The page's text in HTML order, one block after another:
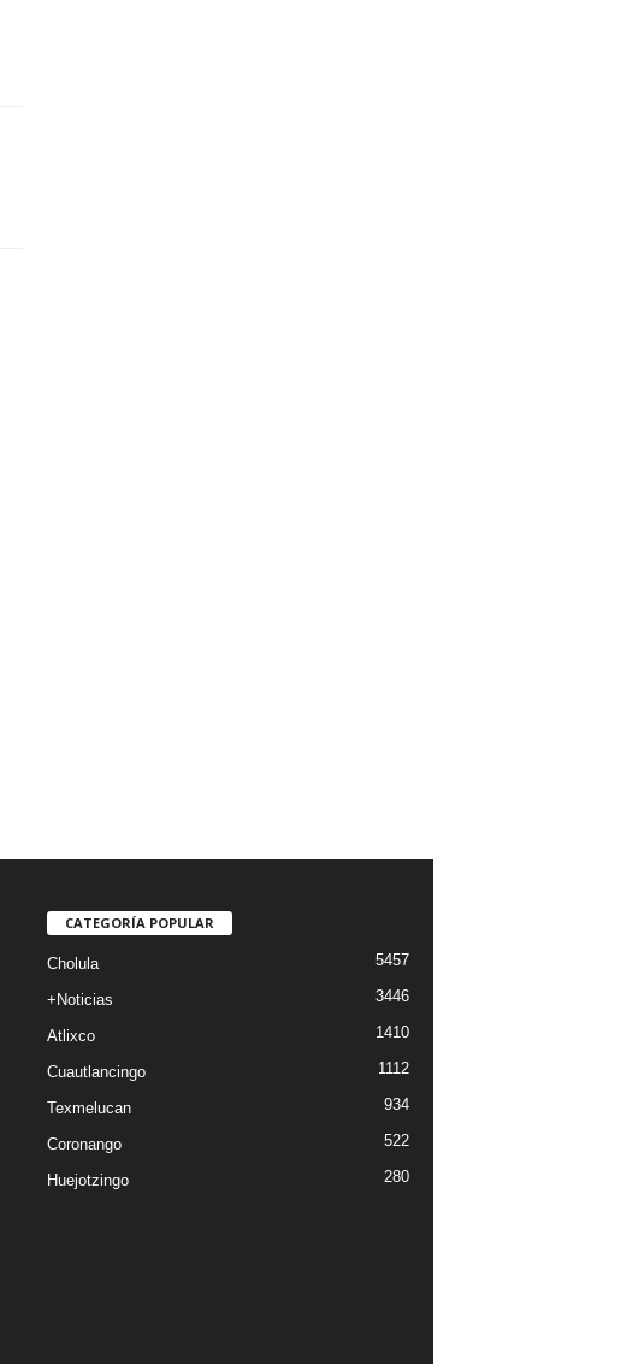
CATEGORÍA POPULAR
Cholula 5457
+Noticias 3446
Atlixco 1410
Cuautlancingo 1112
Texmelucan 934
Coronango 522
Huejotzingo 280